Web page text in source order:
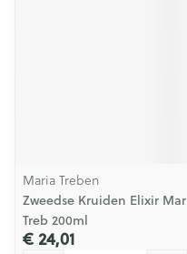
Maria Treben
Zweedse Kruiden Elixir Mar
Treb 200ml
€ 24,01